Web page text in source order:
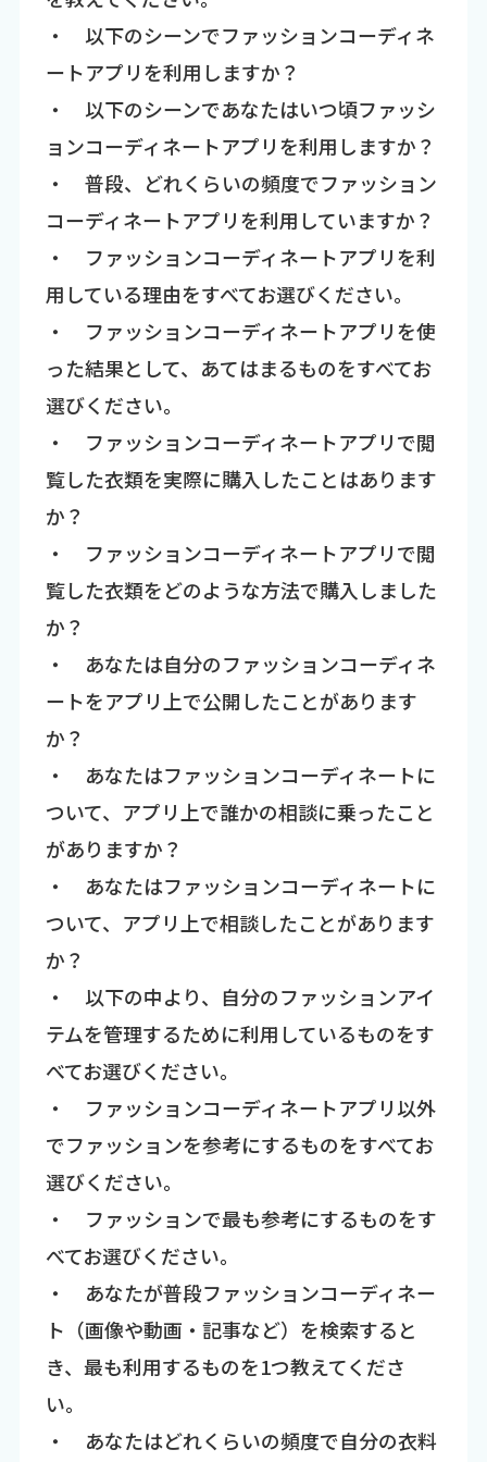
・ 以下のシーンでファッションコーディネ
ートアプリを利用しますか？
・ 以下のシーンであなたはいつ頃ファッシ
ョンコーディネートアプリを利用しますか？
・ 普段、どれくらいの頻度でファッション
コーディネートアプリを利用していますか？
・ ファッションコーディネートアプリを利
用している理由をすべてお選びください。
・ ファッションコーディネートアプリを使
った結果として、あてはまるものをすべてお
選びください。
・ ファッションコーディネートアプリで閲
覧した衣類を実際に購入したことはあります
か？
・ ファッションコーディネートアプリで閲
覧した衣類をどのような方法で購入しました
か？
・ あなたは自分のファッションコーディネ
ートをアプリ上で公開したことがあります
か？
・ あなたはファッションコーディネートに
ついて、アプリ上で誰かの相談に乗ったこと
がありますか？
・ あなたはファッションコーディネートに
ついて、アプリ上で相談したことがあります
か？
・ 以下の中より、自分のファッションアイ
テムを管理するために利用しているものをす
べてお選びください。
・ ファッションコーディネートアプリ以外
でファッションを参考にするものをすべてお
選びください。
・ ファッションで最も参考にするものをす
べてお選びください。
・ あなたが普段ファッションコーディネー
ト（画像や動画・記事など）を検索すると
き、最も利用するものを1つ教えてくださ
い。
・ あなたはどれくらいの頻度で自分の衣料